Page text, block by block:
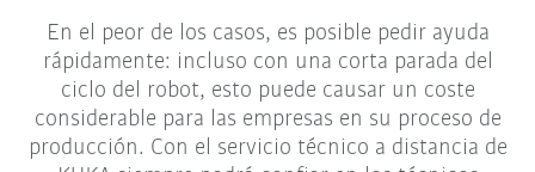
En el peor de los casos, es posible pedir ayuda
rápidamente: incluso con una corta parada del
ciclo del robot, esto puede causar un coste
considerable para las empresas en su proceso de
producción. Con el servicio técnico a distancia de